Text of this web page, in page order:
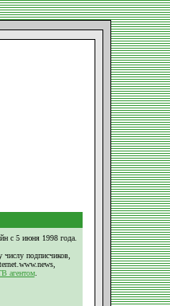
с 5 июня 1998 года.
числу подписчиков,
агентом.